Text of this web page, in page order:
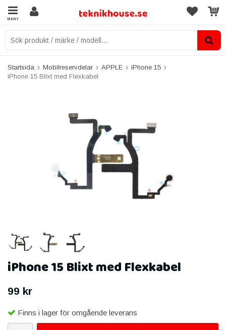
MENY
Startsida Mobilreservdelar APPLE
iPhone 15
iPhone 15 Blixt med Flexkabel
iPhone 15 Blixt med Flexkabel
99 kr
Finns i lager för omgående leverans